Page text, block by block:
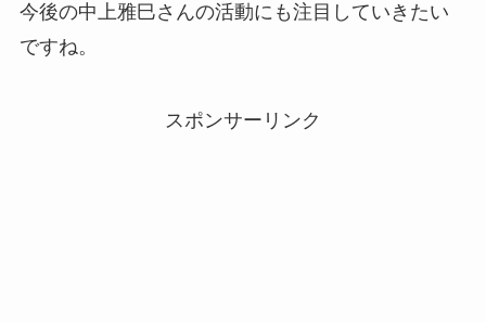
今後の中上雅巳さんの活動にも注目していきたい
ですね。
スポンサーリンク